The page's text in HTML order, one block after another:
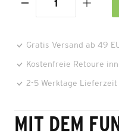
Gratis Versand ab 49
Kostenfreie Retoure
2-5 Werktage Lieferzeit
MIT DEM